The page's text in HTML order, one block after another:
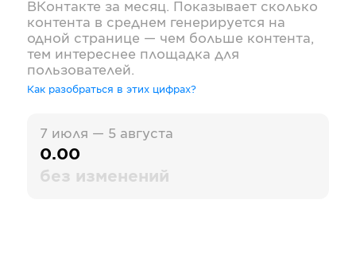
ВКонтакте за месяц. Показывает сколько
контента в среднем генерируется на
одной странице — чем больше контента,
тем интереснее площадка для
пользователей.
Как разобраться в этих цифрах?
7 июля — 5 августа
0.00
без изменений